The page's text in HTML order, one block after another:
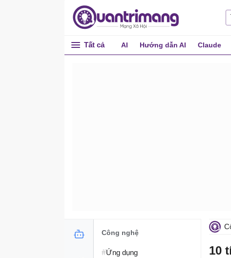
Tất cả AI Hướng dẫn AI Claude
10
Công nghệ
#Ứng dụng